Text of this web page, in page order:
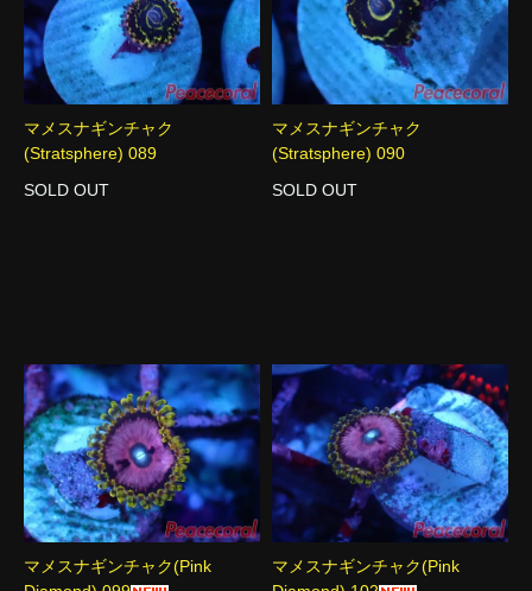
マメスナギンチャク
(Stratsphere) 089
SOLD OUT
マメスナギンチャク
(Stratsphere) 090
SOLD OUT
マメスナギンチャク(Pink
マメスナギンチャク(Pink